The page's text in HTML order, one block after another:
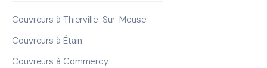
Couvreurs à Thierville-Sur-Meuse
Couvreurs à Étain
Couvreurs à Commercy